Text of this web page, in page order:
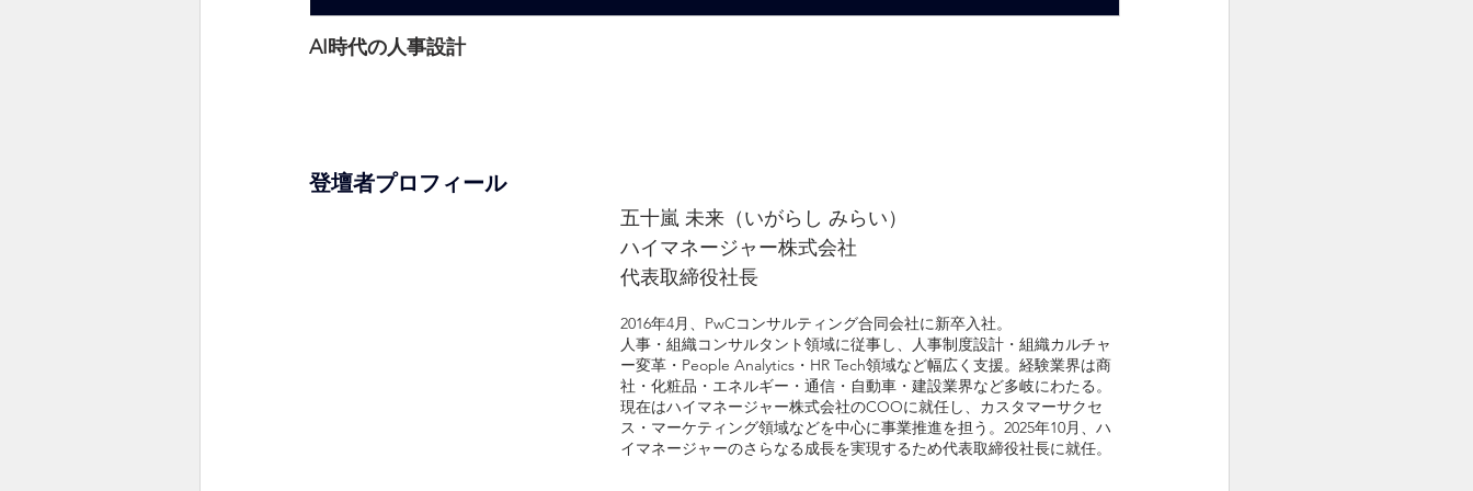
AI時代の人事設計
登壇者プロフィール
五十嵐 未来（いがらし みらい）
ハイマネージャー株式会社
代表取締役社長
2016年4月、PwCコンサルティング合同会社に新卒入社。
人事・組織コンサルタント領域に従事し、人事制度設計・組織カルチャ
ー変革・People Analytics・HR Tech領域など幅広く支援。経験業界は商
社・化粧品・エネルギー・通信・自動車・建設業界など多岐にわたる。
現在はハイマネージャー株式会社のCOOに就任し、カスタマーサクセ
ス・マーケティング領域などを中心に事業推進を担う。2025年10月、ハ
イマネージャーのさらなる成長を実現するため代表取締役社長に就任。